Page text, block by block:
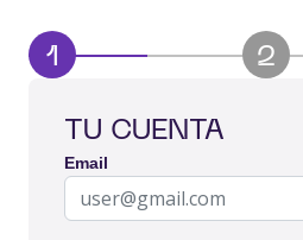
1 2
TU CUENTA
Email